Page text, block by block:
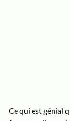
Ce qui est génial